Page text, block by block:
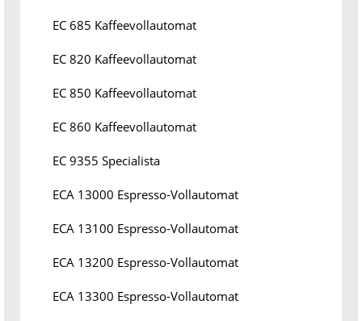
EC 685 Kaffeevollautomat
EC 820 Kaffeevollautomat
EC 850 Kaffeevollautomat
EC 860 Kaffeevollautomat
EC 9355 Specialista
ECA 13000 Espresso-Vollautomat
ECA 13100 Espresso-Vollautomat
ECA 13200 Espresso-Vollautomat
ECA 13300 Espresso-Vollautomat